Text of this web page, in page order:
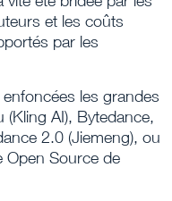
et les coûts
par les
les grandes
AI), Bytedance,
2.0 (Jiemeng), ou
Open Source de